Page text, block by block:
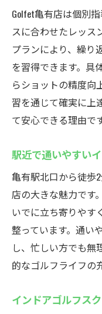
りやすく
初心者必見！
インドア
の魅力
初心者で
の指導法
ゴルフェ亀
インドア
実感
コーチに
ル体験談
個別指導
フスクー
無料レンタル
インドア
Golfet亀有店は個別
スに合わせたレッス
プランにより、繰り
を習得できます。具
らショットの精度向
習を通じて確実に上
て安心できる理由です
駅近で通いやすい
亀有駅北口から徒歩
店の大きな魅力です
いでに立ち寄りやす
整っています。通い
し、忙しい方でも無
的なゴルフライフの
インドアゴルフス